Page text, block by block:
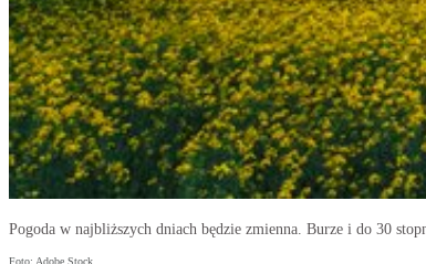
Pogoda w najbliższych dniach będzie zmienna. Burze i do 30
Foto: Adobe Stock